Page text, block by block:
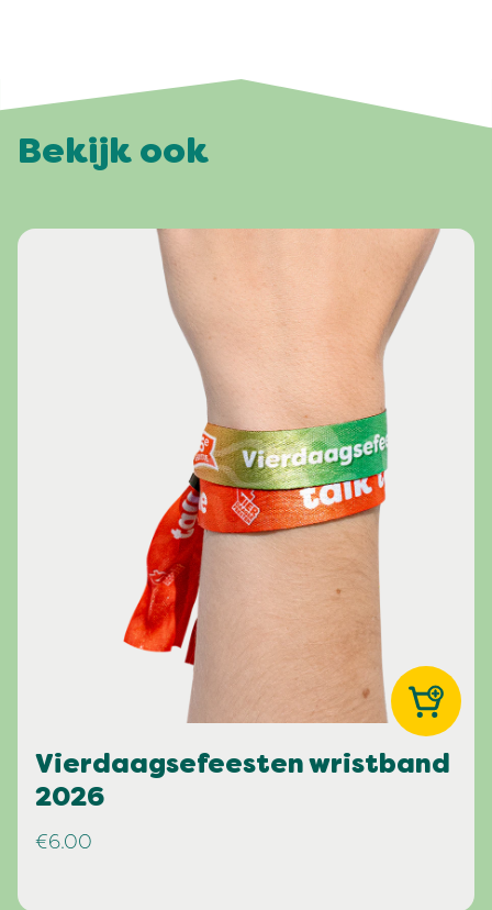
Bekijk ook
Vierdaagsefeesten wristband
2026
€6.00